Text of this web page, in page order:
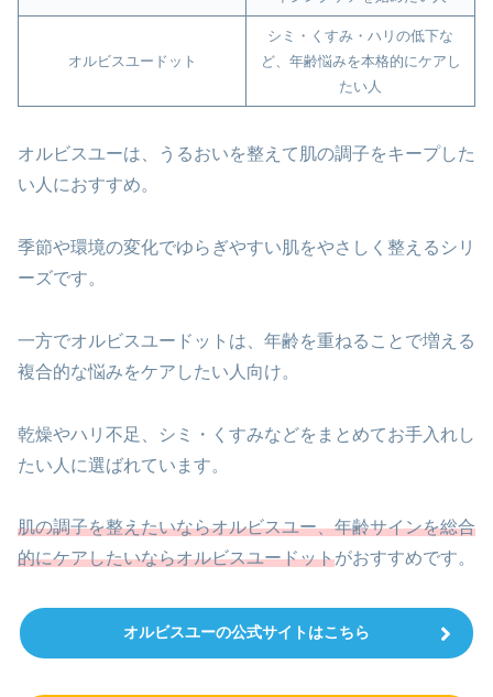
オルビスユードット
シミ・くすみ・ハリの低下な
ど、年齢悩みを本格的にケアし
たい人
オルビスユーは、うるおいを整えて肌の調子をキープした
い人におすすめ。
季節や環境の変化でゆらぎやすい肌をやさしく整えるシリ
ーズです。
一方でオルビスユードットは、年齢を重ねることで増える
複合的な悩みをケアしたい人向け。
乾燥やハリ不足、シミ・くすみなどをまとめてお手入れし
たい人に選ばれています。
肌の調子を整えたいならオルビスユー、年齢サインを総合
的にケアしたいならオルビスユードットがおすすめです。
オルビスユーの公式サイトはこちら